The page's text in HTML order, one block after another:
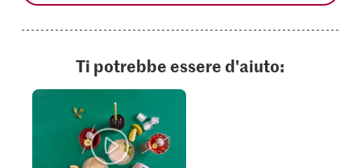
Ti potrebbe essere d'aiuto: